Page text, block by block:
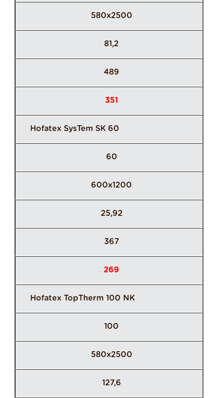
580x2500
81,2
489
351
Hofatex SysTem SK 60
60
600x1200
25,92
367
269
Hofatex TopTherm 100 NK
100
580x2500
127,6